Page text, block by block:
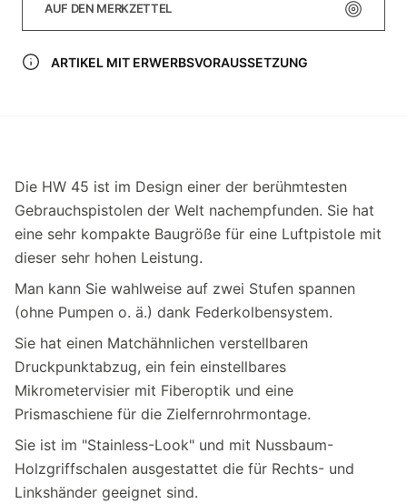
AUF DEN MERKZETTEL
ARTIKEL MIT ERWERBSVORAUSSETZUNG
Die HW 45 ist im Design einer der berühmtesten
Gebrauchspistolen der Welt nachempfunden. Sie hat
eine sehr kompakte Baugröße für eine Luftpistole mit
dieser sehr hohen Leistung.
Man kann Sie wahlweise auf zwei Stufen spannen
(ohne Pumpen o. ä.) dank Federkolbensystem.
Sie hat einen Matchähnlichen verstellbaren
Druckpunktabzug, ein fein einstellbares
Mikrometervisier mit Fiberoptik und eine
Prismaschiene für die Zielfernrohrmontage.
Sie ist im "Stainless-Look" und mit Nussbaum-
Holzgriffschalen ausgestattet die für Rechts- und
Linkshänder geeignet sind.